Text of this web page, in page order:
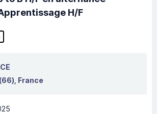
H/F
(66), France